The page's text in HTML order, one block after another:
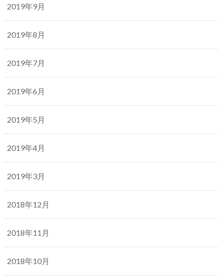
2019年9月
2019年8月
2019年7月
2019年6月
2019年5月
2019年4月
2019年3月
2018年12月
2018年11月
2018年10月